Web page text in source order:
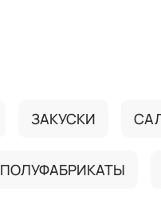
ЗАКУСКИ
ПОЛУФАБРИКАТЫ